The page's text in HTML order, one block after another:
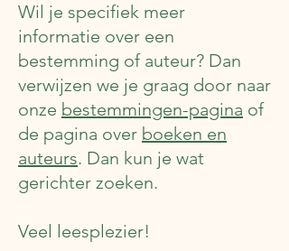
Wil je specifiek meer
informatie over een
bestemming of auteur? Dan
verwijzen we je graag door naar
onze bestemmingen-pagina of
de pagina over boeken en
auteurs. Dan kun je wat
gerichter zoeken.
Veel leesplezier!